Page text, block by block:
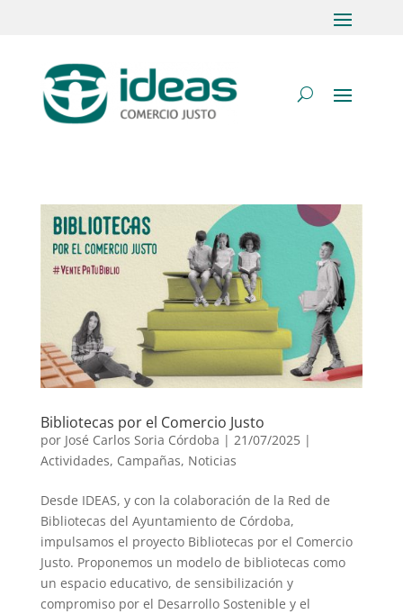
Bibliotecas por el Comercio Justo
por José Carlos Soria Córdoba | 21/07/2025 |
Actividades, Campañas, Noticias
Desde IDEAS, y con la colaboración de la Red de
Bibliotecas del Ayuntamiento de Córdoba,
impulsamos el proyecto Bibliotecas por el Comercio
Justo. Proponemos un modelo de bibliotecas como
un espacio educativo, de sensibilización y
compromiso por el Desarrollo Sostenible y el